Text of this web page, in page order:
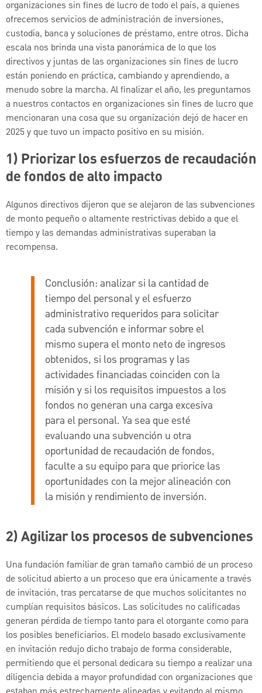
organizaciones sin fines de lucro de todo el país, a quienes
ofrecemos servicios de administración de inversiones,
custodia, banca y soluciones de préstamo, entre otros. Dicha
escala nos brinda una vista panorámica de lo que los
directivos y juntas de las organizaciones sin fines de lucro
están poniendo en práctica, cambiando y aprendiendo, a
menudo sobre la marcha. Al finalizar el año, les preguntamos
a nuestros contactos en organizaciones sin fines de lucro que
mencionaran una cosa que su organización dejó de hacer en
2025 y que tuvo un impacto positivo en su misión.
1) Priorizar los esfuerzos de recaudación
de fondos de alto impacto
Algunos directivos dijeron que se alejaron de las subvenciones
de monto pequeño o altamente restrictivas debido a que el
tiempo y las demandas administrativas superaban la
recompensa.
Conclusión: analizar si la cantidad de
tiempo del personal y el esfuerzo
administrativo requeridos para solicitar
cada subvención e informar sobre el
mismo supera el monto neto de ingresos
obtenidos, si los programas y las
actividades financiadas coinciden con la
misión y si los requisitos impuestos a los
fondos no generan una carga excesiva
para el personal. Ya sea que esté
evaluando una subvención u otra
oportunidad de recaudación de fondos,
faculte a su equipo para que priorice las
oportunidades con la mejor alineación con
la misión y rendimiento de inversión.
2) Agilizar los procesos de subvenciones
Una fundación familiar de gran tamaño cambió de un proceso
de solicitud abierto a un proceso que era únicamente a través
de invitación, tras percatarse de que muchos solicitantes no
cumplían requisitos básicos. Las solicitudes no calificadas
generan pérdida de tiempo tanto para el otorgante como para
los posibles beneficiarios. El modelo basado exclusivamente
en invitación redujo dicho trabajo de forma considerable,
permitiendo que el personal dedicara su tiempo a realizar una
diligencia debida a mayor profundidad con organizaciones que